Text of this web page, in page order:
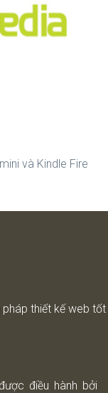
và Kindle Fire
thiết kế web tốt
điều hành bởi